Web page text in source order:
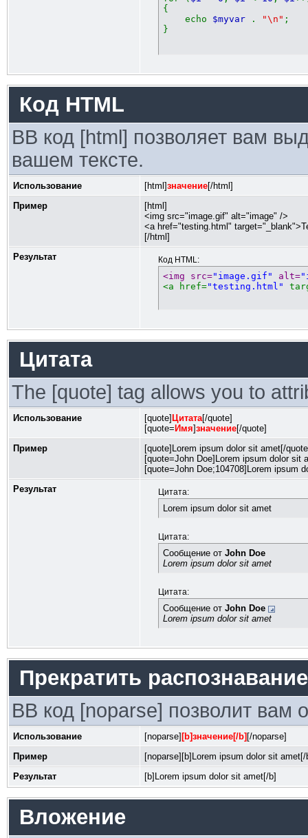
{
echo $myvar . "\n" ;
}
Код HTML
BB код [html] позволяет вам
вашем тексте.
Использование [html]значение[/html]
Пример
[html]
<img src="image.gif" alt="image" />
<a href="testing.html"
[/html]
Результат
Код HTML:
<img src="image.gif" alt=
<a href="testing.html"
Цитата
The [quote] tag allows you to
Использование [quote] Цитата[/quote]
[quote= Имя]значение[/quote]
Пример
[quote]Lorem ipsum dolor sit amet[/
[quote=John Doe]Lorem ipsum dolor sit
[quote=John Doe;104708]Lorem ipsum
Результат
Цитата:
Lorem ipsum dolor sit amet
Цитата:
Сообщение от John Doe
Lorem ipsum dolor sit amet
Цитата:
Сообщение от John Doe
Lorem ipsum dolor sit amet
Прекратить
BB код [noparse] позволит вам
Использование [noparse] [b]значение[/b] [/noparse]
Пример
[noparse][b]Lorem ipsum dolor sit
Результат
[b]Lorem ipsum dolor sit amet[/b]
Вложение